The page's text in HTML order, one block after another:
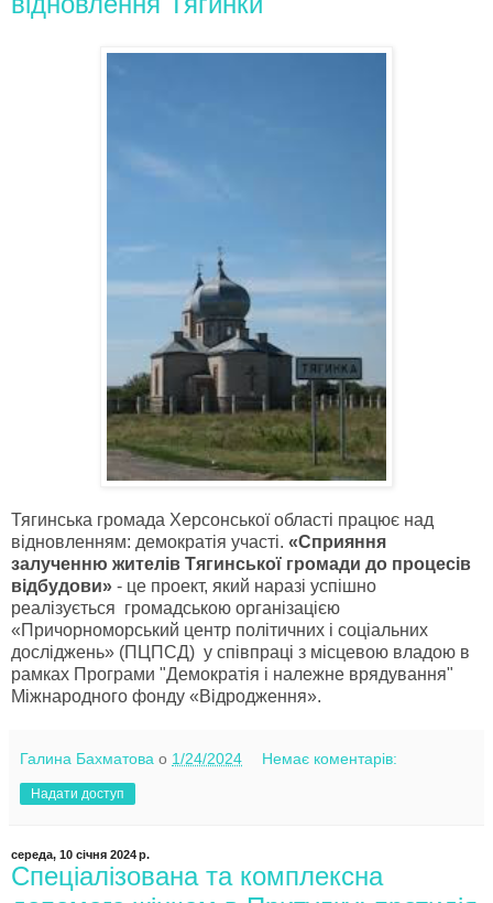
Тягинська громада Херсонської області працює над
відновленням: демократія участі. «Сприяння
залученню жителів Тягинської громади до процесів
відбудови» - це проект, який наразі успішно
реалізується громадською організацією
«Причорноморський центр політичних і соціальних
досліджень» (ПЦПСД) у співпраці з місцевою владою в
рамках Програми "Демократія і належне врядування"
Міжнародного фонду «Відродження».
Галина Бахматова о 1/24/2024 Немає коментарів:
Надати доступ
середа, 10 січня 2024 р.
Спеціалізована та комплексна